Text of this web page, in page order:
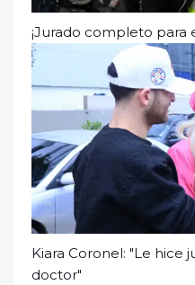
¡Jurado completo para
Kiara Coronel: "Le hice
doctor"